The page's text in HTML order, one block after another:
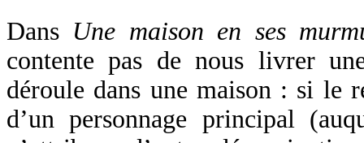
Dans Une maison en ses
contente pas de nous livrer
déroule dans une maison : si le
d’un personnage principal